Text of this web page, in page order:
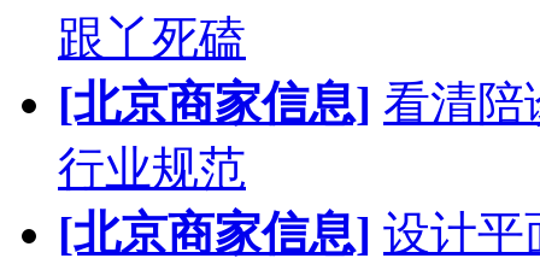
跟丫死磕
[北京商家信息] 看清陪
行业规范
[北京商家信息] 设计平